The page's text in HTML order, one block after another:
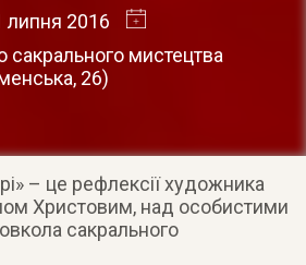
липня 2016
сакрального мистецтва
26)
– це рефлексії художника
Христовим, над особистими
сакрального